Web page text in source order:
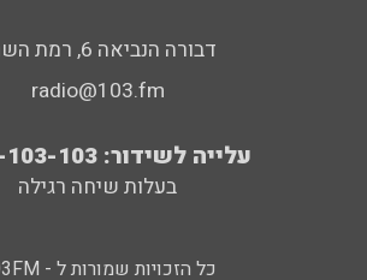
דבורה הנביאה 6, רמת השרון
radio@103.fm
עלייה לשידור: 0552-103-103
בעלות שיחה רגילה
כל הזכויות שמורות ל - 103FM